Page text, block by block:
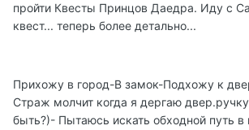
пройти Квесты Принцов Даедра. Иду с
квест... теперь более детально...
Прихожу в город-В замок-Подхожу к
Страж молчит когда я дергаю
быть?)- Пытаюсь искать обходной путь в